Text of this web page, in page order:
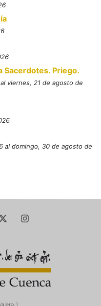
Sacerdotes. Priego.
viernes, 21 de agosto de
al domingo, 30 de agosto de
1